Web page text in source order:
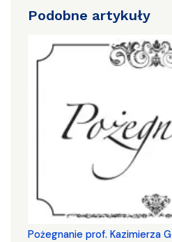
Podobne artykuły
Pożegnanie prof. Kazimierza